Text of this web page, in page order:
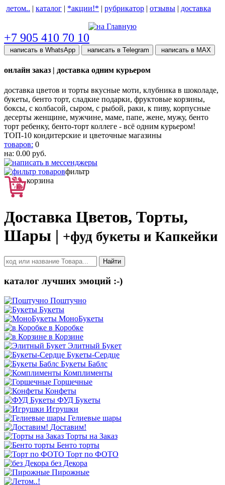
летом.. | каталог | *акции!* | рубрикатор | отзывы | доставка
+7 905 410 70 10
написать в WhatsApp написать в Telegram написать в МАХ
онлайн заказ | доставка одним курьером
доставка цветов и торты вкусные моти, клубника в шоколаде,
букеты, бенто торт, сладкие подарки, фруктовые корзины,
боксы, с колбасой, сыром, с рыбой, раки, к пиву, корпусные
десерты женщине, мужчине, маме, папе, жене, мужу, бенто
торт ребенку, бенто-торт коллеге - всё одним курьером!
ТОП-10 кондитерские и цветочные магазины
товаров: 0
на: 0.00 руб.
фильтр
корзина
Доставка Цветов, Торты,
Шары | +фуд букеты и Капкейки
Найти
каталог лучших эмоций :-)
Поштучно
Букеты
МоноБукеты
в Коробке
в Корзине
Элитный Букет
Букеты-Сердце
Букеты Баблс
Комплименты
Горшечные
Конфеты
ФУД Букеты
Игрушки
Гелиевые шары
Доставим!
Торты на Заказ
Бенто торты
Торт по ФОТО
без Декора
Пирожные